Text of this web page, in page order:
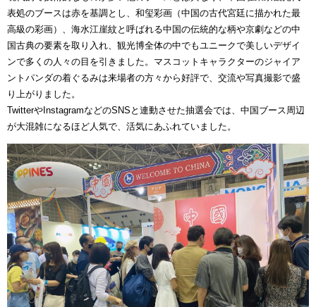
表処のブースは赤を基調とし、和玺彩画（中国の古代宮廷に描かれた最
高級の彩画）、海水江崖紋と呼ばれる中国の伝統的な柄や京劇などの中
国古典の要素を取り入れ、観光博全体の中でもユニークで美しいデザイ
ンで多くの人々の目を引きました。マスコットキャラクターのジャイア
ントパンダの着ぐるみは来場者の方々から好評で、交流や写真撮影で盛
り上がりました。
TwitterやInstagramなどのSNSと連動させた抽選会では、中国ブース周辺
が大混雑になるほど人気で、活気にあふれていました。